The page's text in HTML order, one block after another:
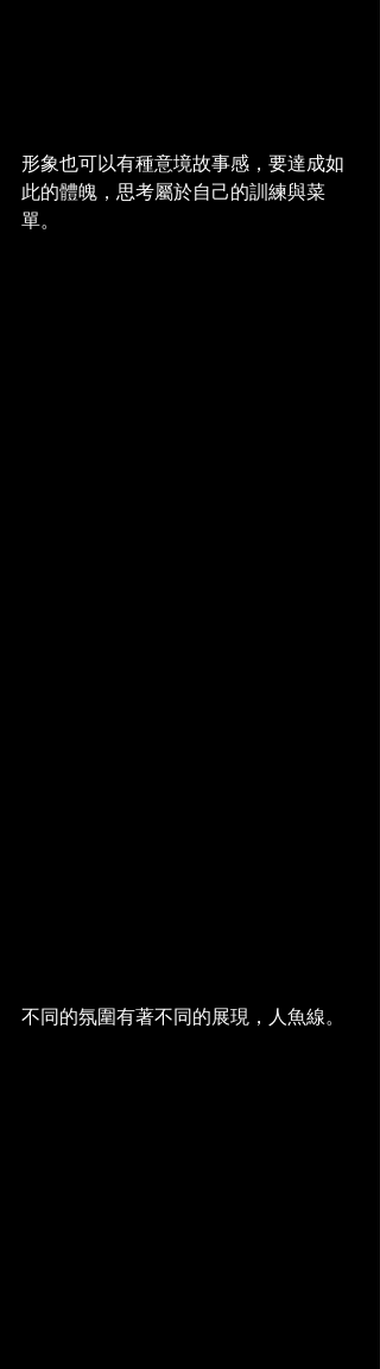
形象也可以有種意境故事感，要達成如
此的體魄，思考屬於自己的訓練與菜
單。
不同的氛圍有著不同的展現，人魚線。